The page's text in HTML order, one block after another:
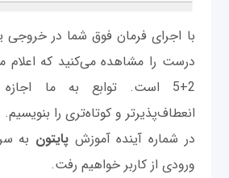
با اجرای فرمان فوق شما در خروجی
2+5 است. توابع به ما
انعطاف‌پذیرتر و کوتاه‌تری را بنویسیم.
در شماره آینده آموزش پایتون به
ورودی از کاربر خواهیم رفت.